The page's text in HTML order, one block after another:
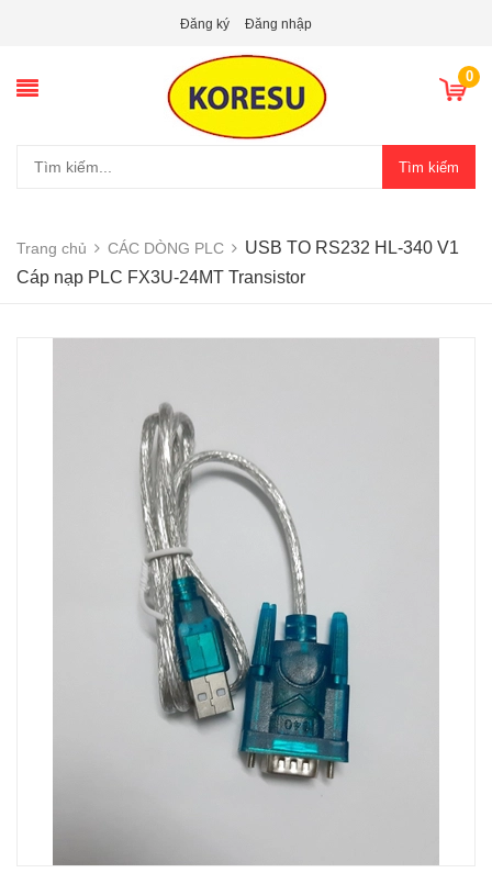
Đăng ký Đăng nhập
0
Tìm kiếm
Trang chủ CÁC DÒNG PLC
USB TO RS232 HL-340 V1
Cáp nạp PLC FX3U-24MT Transistor